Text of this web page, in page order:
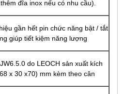
đĩa inox nếu có nhu cầu).
gần hết pin chức năng bật / tắt
giúp tiết kiệm năng lượng
do LEOCH sản xuất kích
x 30 x70) mm kèm theo cân